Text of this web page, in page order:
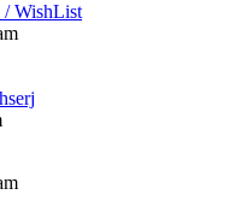
WishList